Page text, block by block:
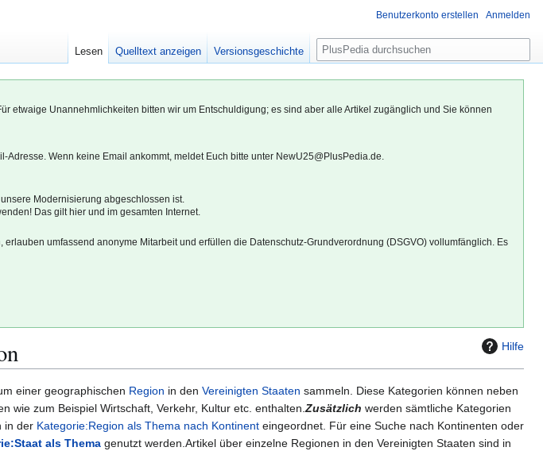
etwaige Unannehmlichkeiten bitten wir um Entschuldigung; es sind aber alle Artikel zugänglich und Sie können
Wenn keine Email ankommt, meldet Euch bitte unter NewU25@PlusPedia.de.
Modernisierung abgeschlossen ist.
Das gilt hier und im gesamten Internet.
umfassend anonyme Mitarbeit und erfüllen die Datenschutz-Grundverordnung (DSGVO) vollumfänglich. Es
Hilfe
einer geographischen Region in den Vereinigten Staaten sammeln. Diese Kategorien können neben
wie zum Beispiel Wirtschaft, Verkehr, Kultur etc. enthalten. Zusätzlich werden sämtliche Kategorien
in der Kategorie:Region als Thema nach Kontinent eingeordnet. Für eine Suche nach Kontinenten oder
als Thema genutzt werden.Artikel über einzelne Regionen in den Vereinigten Staaten sind in
Benutzerkonto erstellen Anmelden
Lesen Quelltext anzeigen Versionsgeschichte
S
u
c
e